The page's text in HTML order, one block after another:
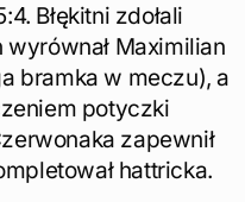
Błękitni zdołali
Maximilian
bramka w meczu), a
potyczki
zapewnił
hattricka.